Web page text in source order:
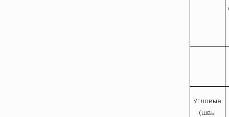
Угловые
(швы